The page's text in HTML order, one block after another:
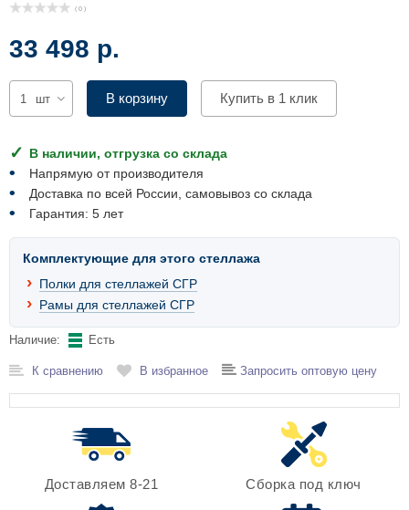
( 0 )
33 498 р.
шт В корзину Купить в 1 клик
В наличии, отгрузка со склада
Напрямую от производителя
Доставка по всей России, самовывоз со склада
Гарантия: 5 лет
Комплектующие для этого стеллажа
Полки для стеллажей СГР
Рамы для стеллажей СГР
Наличие: Есть
К сравнению В избранное Запросить оптовую цену
Доставляем 8-21 Сборка под ключ
Комплектующие для шкафов